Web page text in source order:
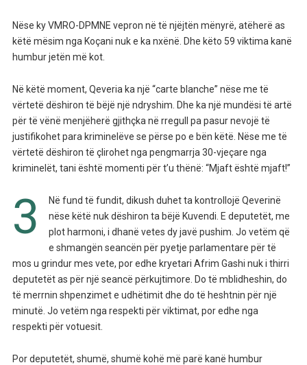
Nëse ky VMRO-DPMNE vepron në të njëjtën mënyrë, atëherë as
këtë mësim nga Koçani nuk e ka nxënë. Dhe këto 59 viktima kanë
humbur jetën më kot.
Në këtë moment, Qeveria ka një “carte blanche” nëse me të
vërtetë dëshiron të bëjë një ndryshim. Dhe ka një mundësi të artë
për të vënë menjëherë gjithçka në rregull pa pasur nevojë të
justifikohet para kriminelëve se përse po e bën këtë. Nëse me të
vërtetë dëshiron të çlirohet nga pengmarrja 30-vjeçare nga
kriminelët, tani është momenti për t’u thënë: “Mjaft është mjaft!”
3
Në fund të fundit, dikush duhet ta kontrollojë Qeverinë
nëse këtë nuk dëshiron ta bëjë Kuvendi. E deputetët, me
plot harmoni, i dhanë vetes dy javë pushim. Jo vetëm që
e shmangën seancën për pyetje parlamentare për të
mos u grindur mes vete, por edhe kryetari Afrim Gashi nuk i thirri
deputetët as për një seancë përkujtimore. Do të mblidheshin, do
të merrnin shpenzimet e udhëtimit dhe do të heshtnin për një
minutë. Jo vetëm nga respekti për viktimat, por edhe nga
respekti për votuesit.
Por deputetët, shumë, shumë kohë më parë kanë humbur